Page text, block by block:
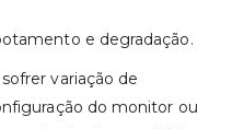
e degradação.
variação de
do monitor ou